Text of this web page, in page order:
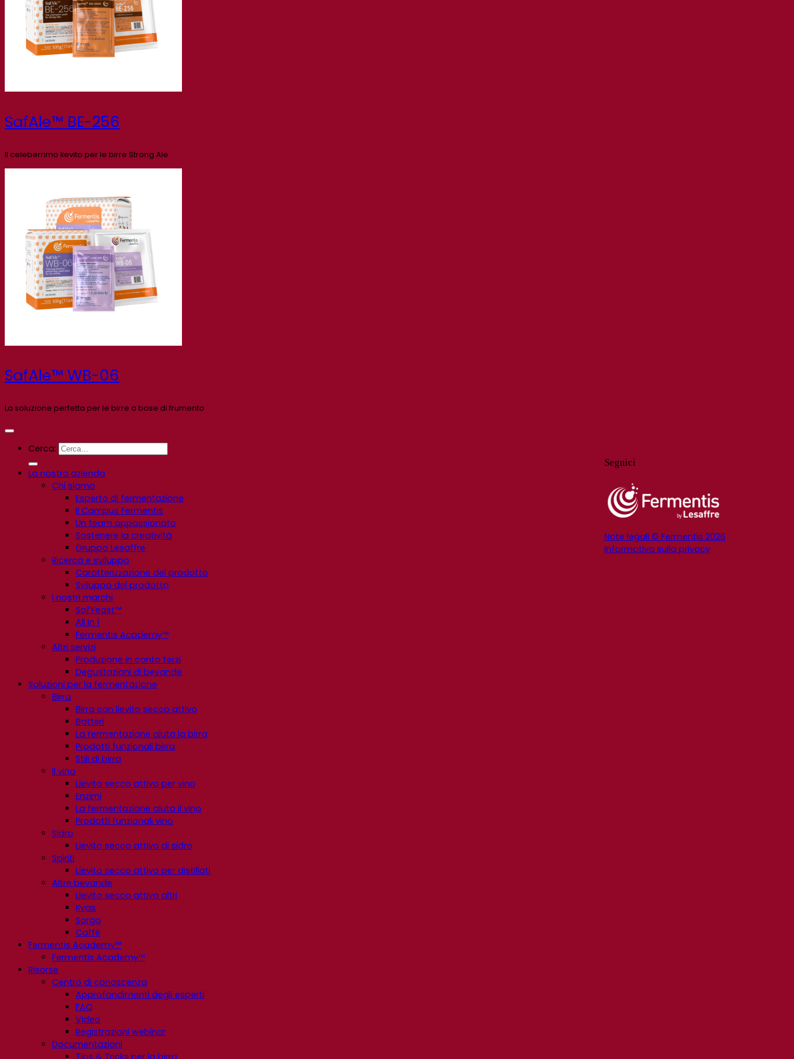
SafAle™ BE-256
Il celeberrimo lievito per le birre Strong Ale
SafAle™ WB-06
La soluzione perfetta per le birre a base di frumento
Seguici
Note legali © Fermentis 2026
Informativa sulla privacy
Cerca:
La nostra azienda
Chi siamo
Esperto di fermentazione
Il Campus Fermentis
Un team appassionato
Sostenere la creatività
Gruppo Lesaffre
Ricerca e sviluppo
Caratterizzazione del prodotto
Sviluppo del prodotto
I nostri marchi
SafYeast™
All In 1
Fermentis Academy™
Altri servizi
Produzione in conto terzi
Degustazioni di bevande
Soluzioni per la fermentazione
Birra
Birra con lievito secco attivo
Batteri
La fermentazione aiuta la birra
Prodotti funzionali birra
Stili di birra
Il vino
Lievito secco attivo per vino
Enzimi
La fermentazione aiuta il vino
Prodotti funzionali vino
Sidro
Lievito secco attivo di sidro
Spiriti
Lievito secco attivo per distillati
Altre bevande
Lievito secco attivo altri
Kvas
Sorgo
Caffè
Fermentis Academy™
Fermentis Academy™
Risorse
Centro di conoscenza
Approfondimenti degli esperti
FAQ
Video
Registrazioni webinar
Documentazioni